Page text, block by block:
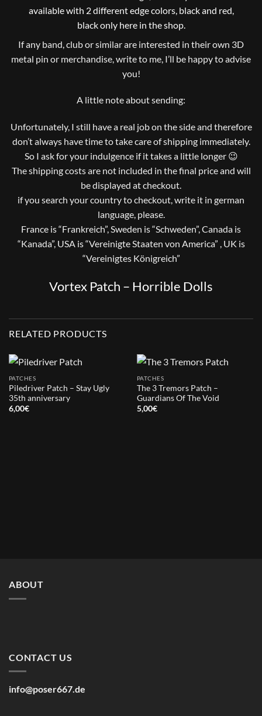
available with 2 different edge colors, black and red,
black only here in the shop.
If any band, club or similar are interested in their own 3D
metal pin or merchandise, write to me, I’ll be happy to advise
you!
A little note about sending:
Unfortunately, I still have a real job on the side and therefore
don’t always have time to take care of shipping immediately.
So I ask for your indulgence if it takes a little longer 😉
The shipping costs are not included in the final price and will
be displayed at checkout.
if you search your country to checkout, write it in german
language, please.
France is “Frankreich”, Sweden is “Schweden”, Canada is
“Kanada”, USA is “Vereinigte Staaten von America” , UK is
“Vereinigtes Königreich”
Vortex Patch – Horrible Dolls
RELATED PRODUCTS
PATCHES
Piledriver Patch – Stay Ugly
35th anniversary
6,00€
PATCHES
The 3 Tremors Patch –
Guardians Of The Void
5,00€
ABOUT
CONTACT US
info@poser667.de